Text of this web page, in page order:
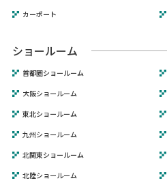
カーポート
ショールーム
首都圏ショールーム
大阪ショールーム
東北ショールーム
九州ショールーム
北関東ショールーム
北陸ショールーム